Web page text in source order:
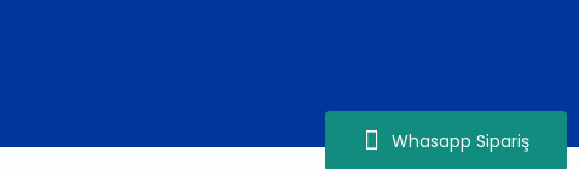
Whasapp Sipariş